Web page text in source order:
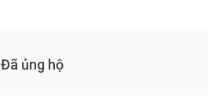
Đã ủng hộ